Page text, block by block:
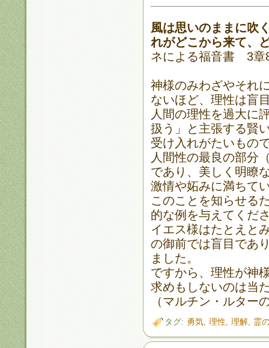
風は思いのままに吹
れがどこから来て、
ネによる福音書 3章
神様のみわざやそれ
ないほど、理性は盲
人間の理性を過大に
扱う」と主張する賢
受け入れがたいもの
人間性の最良の部分
であり、美しく明瞭
激情や妬みに満ちて
このことを知らせる
的な例を与えてくだ
イエス様はたとえと
の御前では盲目であ
ました。
ですから、理性が神
求めもしないのは当
（マルチン・ルター
タグ: 勇気 理性 理解 霊